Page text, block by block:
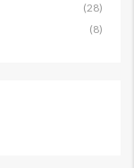
(28)
(8)